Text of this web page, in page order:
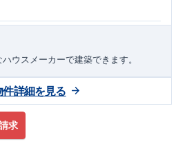
検を実施することが重要です。
います。もちろん、定期点検以外でも
ウスメーカーで建築できます。
求
件詳細を見る